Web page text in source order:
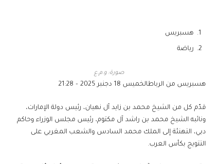
هسبريس
رياضة
صورة: و.م.ع
هسبريس من الرباطالخميس 18 دجنبر 2025 – 21:28
قدّم كل من الشيخ محمد بن زايد آل نهيان، رئيس دولة الإمارات،
ونائبه الشيخ محمد بن راشد آل مكتوم، رئيس مجلس الوزراء وحاكم
دبي، التهنئة إلى الملك محمد السادس والشعب المغربي على
التتويج بكأس العرب.